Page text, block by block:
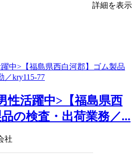
詳細を表示
性活躍中>【福島県西
の検査・出荷業務／...
社